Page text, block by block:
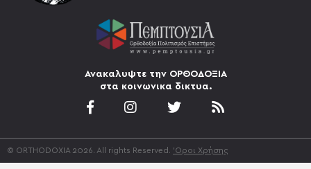
Ανακαλυψτε την ΟΡΘΟΔΟΞΙΑ
στα κοινωνικα δικτυα.
© ORTHODOXIA 2026. All rights Reserved. 'Οροι Χρήσης